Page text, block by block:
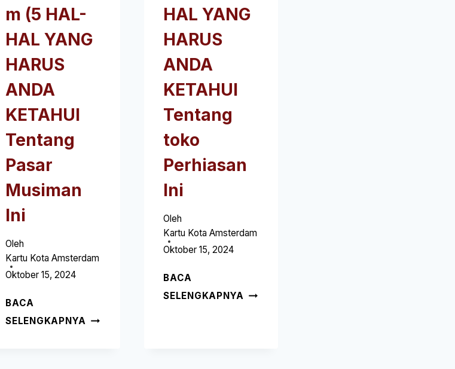
m (5 HAL-
HAL YANG
HARUS
ANDA
KETAHUI
Tentang
Pasar
Musiman
Ini
Oleh
Kartu Kota Amsterdam
Oktober 15, 2024
BACA
SELENGKAPNYA DE
HAL YANG
HARUS
ANDA
KETAHUI
Tentang
toko
Perhiasan
Ini
Oleh
Kartu Kota Amsterdam
Oktober 15, 2024
BACA
SELENGKAPNYA TIFFANY